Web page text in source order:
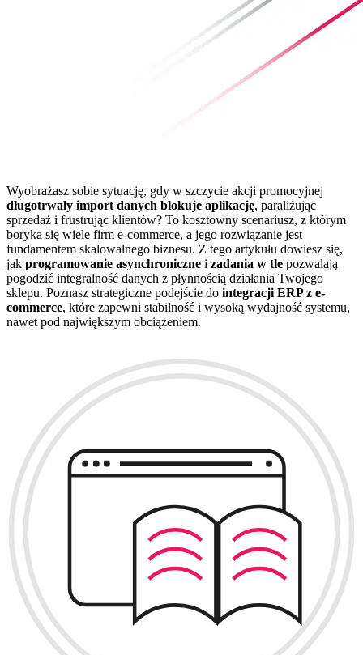
Wyobrażasz sobie sytuację, gdy w szczycie akcji promocyjnej
długotrwały import danych blokuje aplikację, paraliżując
sprzedaż i frustrując klientów? To kosztowny scenariusz, z którym
boryka się wiele firm e-commerce, a jego rozwiązanie jest
fundamentem skalowalnego biznesu. Z tego artykułu dowiesz się,
jak programowanie asynchroniczne i zadania w tle pozwalają
pogodzić integralność danych z płynnością działania Twojego
sklepu. Poznasz strategiczne podejście do integracji ERP z e-
commerce, które zapewni stabilność i wysoką wydajność systemu,
nawet pod największym obciążeniem.